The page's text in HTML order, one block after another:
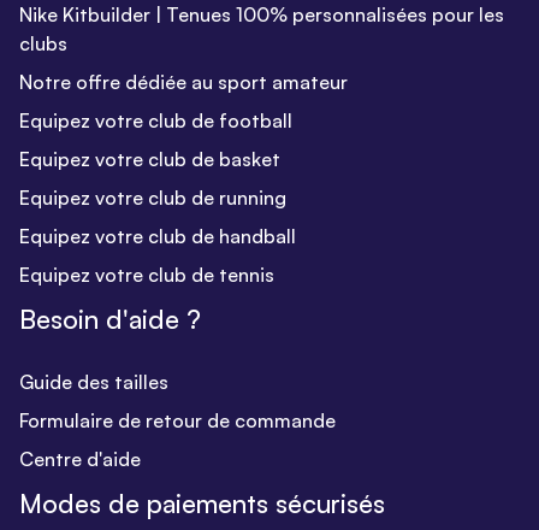
Nike Kitbuilder | Tenues 100% personnalisées pour les
clubs
Notre offre dédiée au sport amateur
Equipez votre club de football
Equipez votre club de basket
Equipez votre club de running
Equipez votre club de handball
Equipez votre club de tennis
Besoin d'aide ?
Guide des tailles
Formulaire de retour de commande
Centre d'aide
Modes de paiements sécurisés